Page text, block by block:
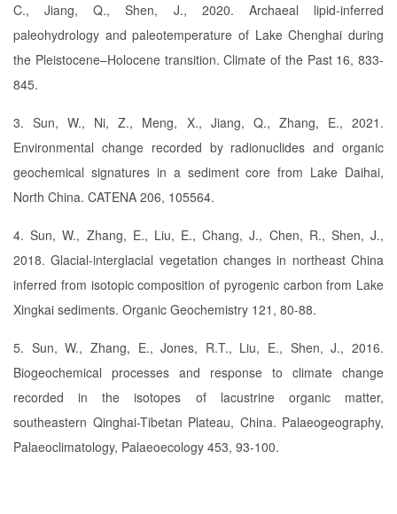
C., Jiang, Q., Shen, J., 2020. Archaeal lipid-inferred
paleohydrology and paleotemperature of Lake Chenghai during
the Pleistocene–Holocene transition. Climate of the Past 16, 833-
845.
3. Sun, W., Ni, Z., Meng, X., Jiang, Q., Zhang, E., 2021.
Environmental change recorded by radionuclides and organic
geochemical signatures in a sediment core from Lake Daihai,
North China. CATENA 206, 105564.
4. Sun, W., Zhang, E., Liu, E., Chang, J., Chen, R., Shen, J.,
2018. Glacial-interglacial vegetation changes in northeast China
inferred from isotopic composition of pyrogenic carbon from Lake
Xingkai sediments. Organic Geochemistry 121, 80-88.
5. Sun, W., Zhang, E., Jones, R.T., Liu, E., Shen, J., 2016.
Biogeochemical processes and response to climate change
recorded in the isotopes of lacustrine organic matter,
southeastern Qinghai-Tibetan Plateau, China. Palaeogeography,
Palaeoclimatology, Palaeoecology 453, 93-100.